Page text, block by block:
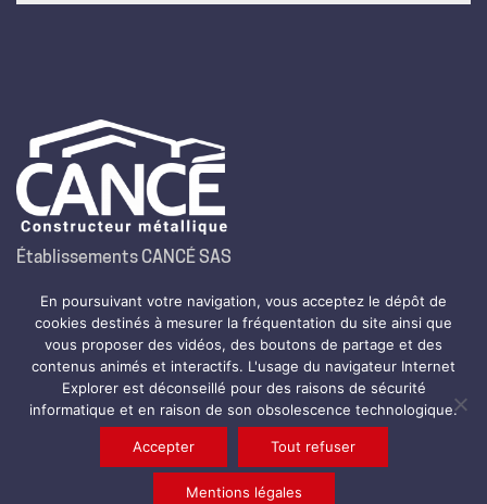
Établissements CANCÉ SAS
64800 Nay
Tél.05 59 61 99 99
Fax. 05 59 61 25 13
© Copyright 2024. All Rights Reserved
│Nous recrutons
En poursuivant votre navigation, vous acceptez le dépôt de
cookies destinés à mesurer la fréquentation du site ainsi que
vous proposer des vidéos, des boutons de partage et des
contenus animés et interactifs. L'usage du navigateur Internet
Explorer est déconseillé pour des raisons de sécurité
informatique et en raison de son obsolescence technologique.
Accepter Tout refuser
Mentions légales